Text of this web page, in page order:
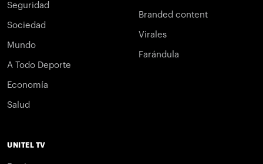
Seguridad
Sociedad
Mundo
A Todo Deporte
Economía
Salud
Branded content
Virales
Farándula
UNITEL TV